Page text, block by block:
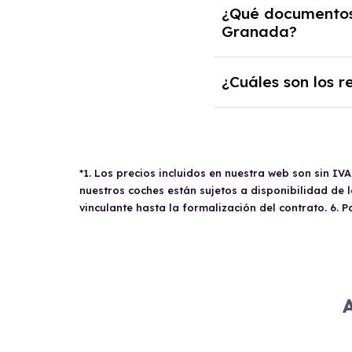
Al finalizar un
camión, cambiarlo
¿Qué
Granada?
Losautónomosque
¿Cuáles son los
cuando posean un
específicas del
*1. Los precios incluidos en nuestra web son sin
nuestros coches están sujetos a disponibilidad de
vinculante hasta la formalización del contrato. 6.